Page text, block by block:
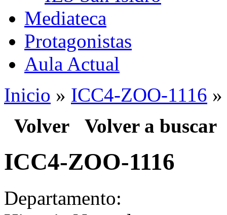
Mediateca
Protagonistas
Aula Actual
Inicio » ICC4-ZOO-1116
Volver Volver a buscar
ICC4-ZOO-1116
Departamento: